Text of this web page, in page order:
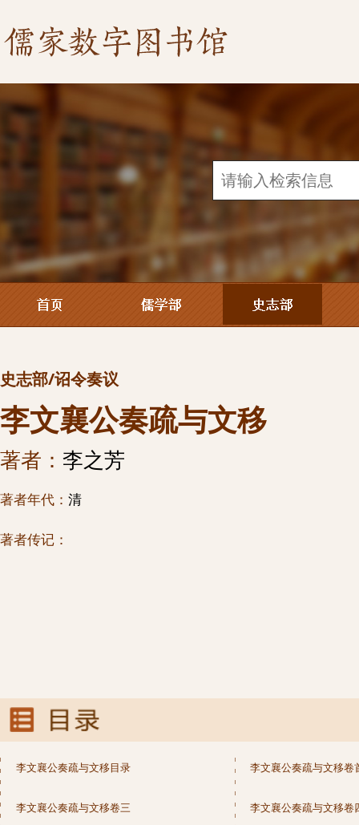
史志部/诏令奏议
李文襄公奏疏与文移
著者： 李之芳
著者年代： 清
著者传记：
李文襄公奏疏与文移目录 李文襄公奏疏与文移卷
李文襄公奏疏与文移卷三 李文襄公奏疏与文移卷